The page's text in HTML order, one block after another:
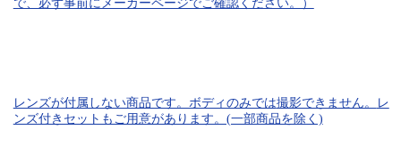
で、必ず事前にメーカーページでご確認ください。）
レンズが付属しない商品です。ボディのみでは撮影できません。
レ
ンズ付きセットもご用意があります。(一部商品を除く)